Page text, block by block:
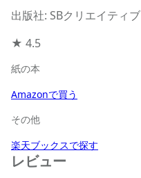
出版社: SBクリエイティブ
★ 4.5
紙の本
Amazonで買う
その他
楽天ブックスで探す
レビュー